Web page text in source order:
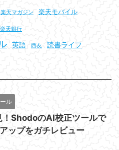
楽天マガジン 楽天モバイル
楽天銀行
英語 西友 読書ライフ
ル
！ShodoのAI校正ツールで
ップをガチレビュー